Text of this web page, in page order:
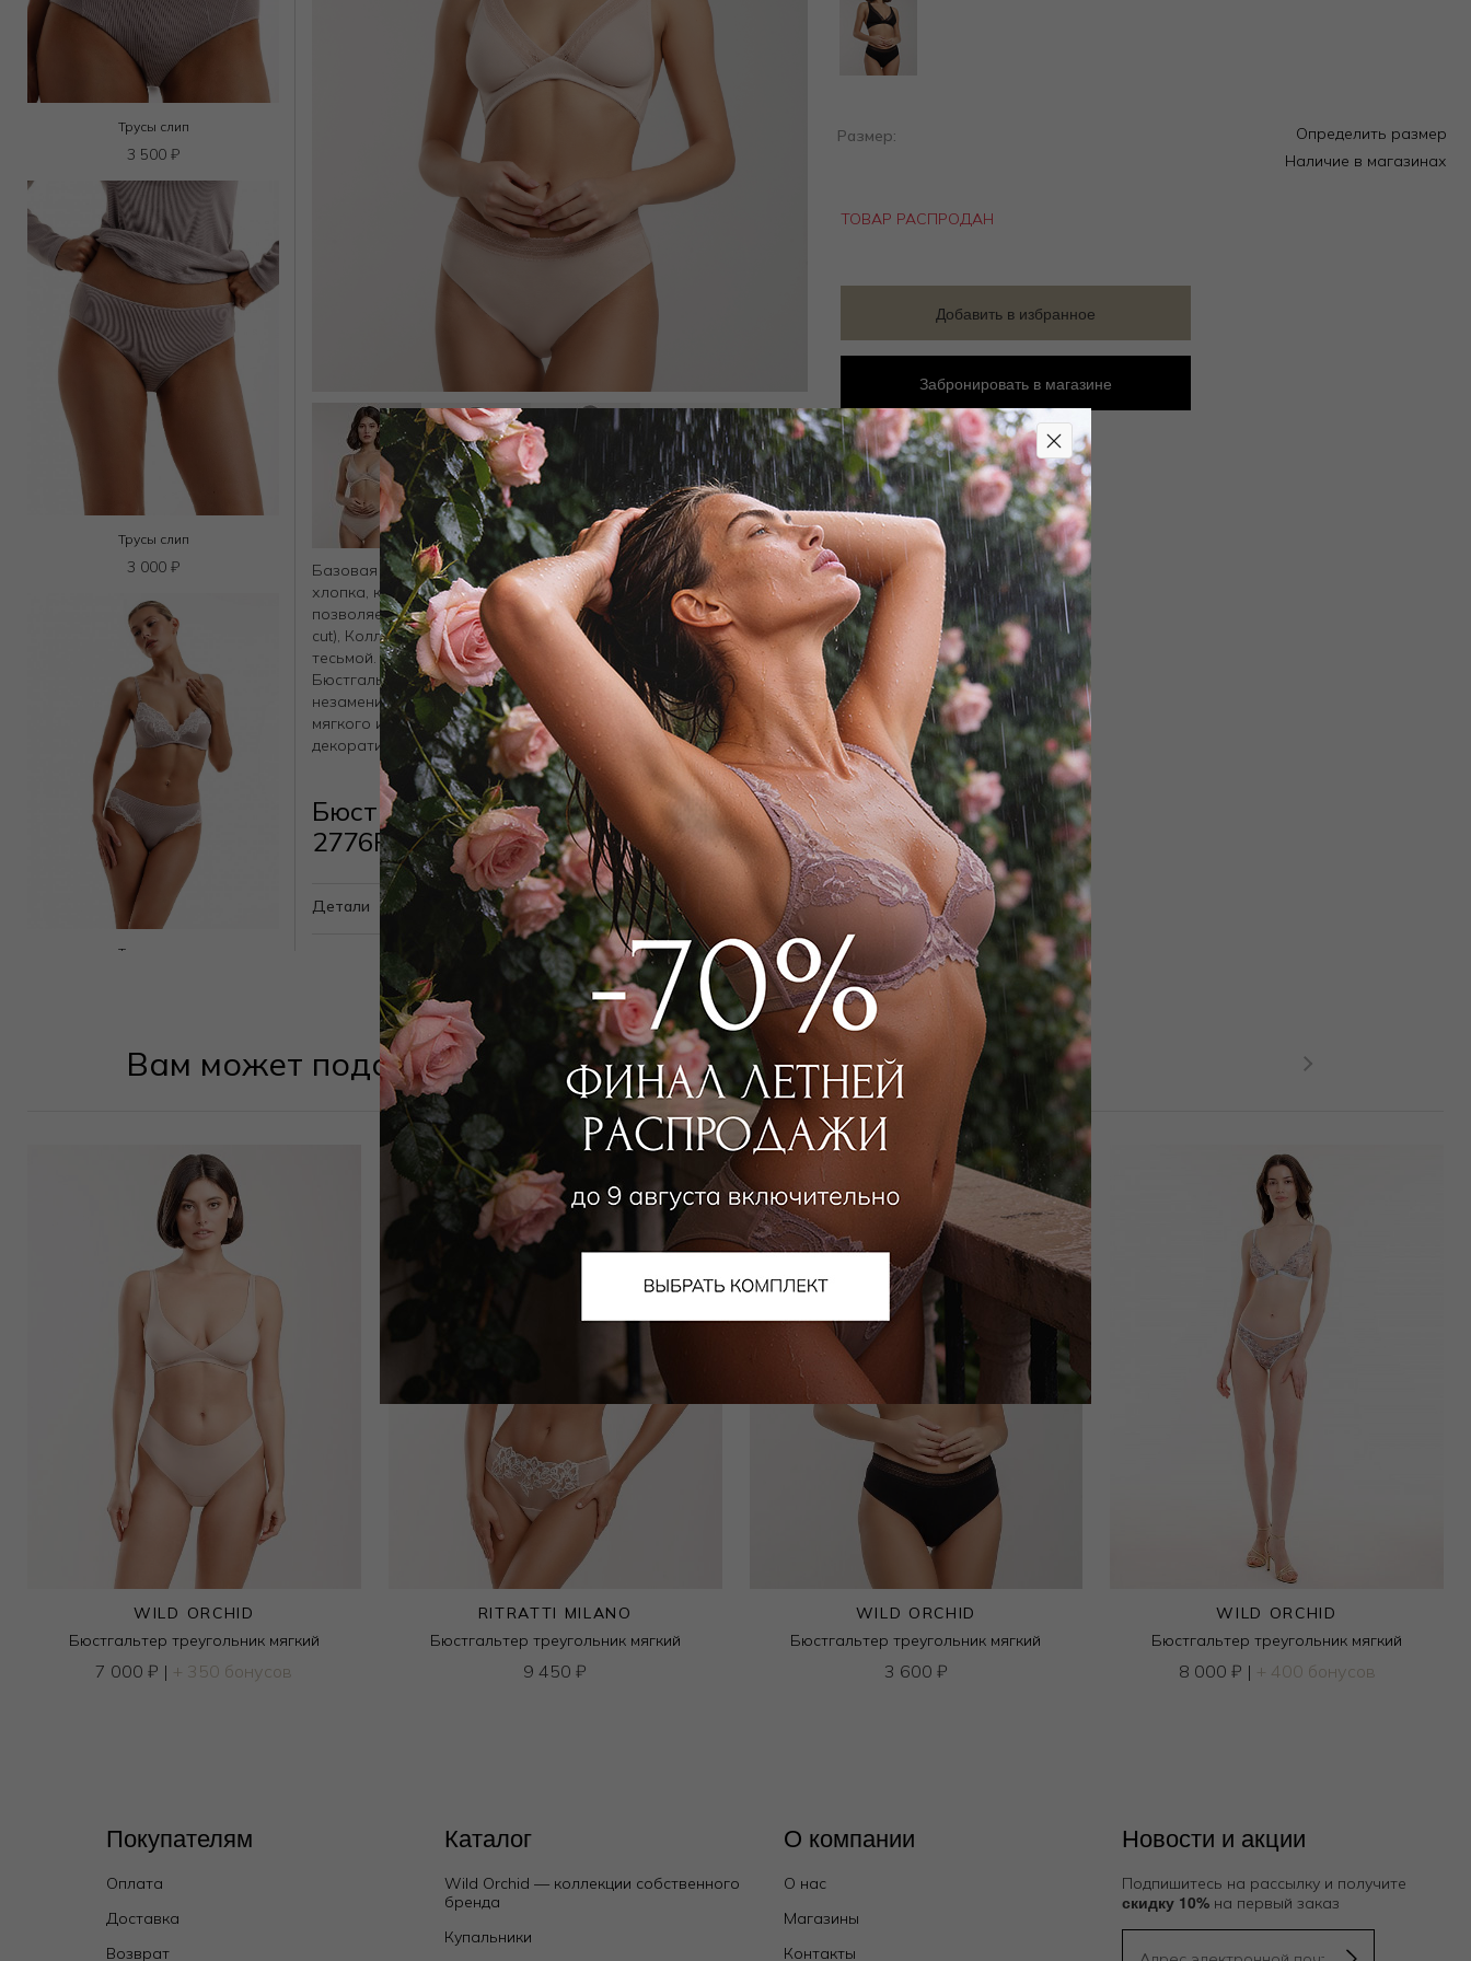
Трусы слип
3 500 ₽
Трусы слип
3 000 ₽
Трусы слип
Трусы хипстер
6 000
Базовая ультра комфортная коллекция белья из итальянского
хлопка, который имеет специальное плетение нитей, что
позволяет делать современный дизайн с чистым срезом (clean
cut), Коллекция украшена эластичной, мягкой, декоративной
тесьмой.
Бюстгальтер мягкий треугольник с комфортной чашкой станет
незаменимым в базовом гардеробе. Бюстгальтер выполнен из
мягкого итальянского хлопка, спереди украшен эластичной
декоративной тесьмой.
Бюстгальтер мягкий треугольник
2776F1421 Бежевый
Детали
Размер:
Определить размер
Наличие в магазинах
ТОВАР РАСПРОДАН
Добавить в избранное
Забронировать в магазине
Вам может подойти
WILD ORCHID
Бюстгальтер треугольник мягкий
7 000₽ | + 350 бонусов
RITRATTI MILANO
Бюстгальтер треугольник мягкий
9 450₽
WILD ORCHID
Бюстгальтер треугольник мягкий
3 600 ₽
WILD ORCHID
Бюстгальтер треугольник мягкий
8 000 ₽ | + 400 бонусов
Покупателям
Оплата
Доставка
Возврат
Каталог
Wild Orchid — коллекции собственного
бренда
Купальники
О компании
О нас
Магазины
Контакты
Новости и акции
Подпишитесь на рассылку и получите
скидку 10%на первый заказ